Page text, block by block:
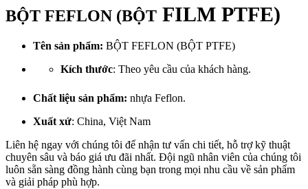
BỘT FEFLON (BỘT FILM PTFE)
Tên sản phẩm: BỘT FEFLON (BỘT PTFE)
Kích thước: Theo yêu cầu của khách hàng.
Chất liệu sản phẩm: nhựa Feflon.
Xuất xứ: China, Việt Nam
Liên hệ ngay với chúng tôi để nhận tư vấn chi tiết, hỗ trợ kỹ thuật
chuyên sâu và báo giá ưu đãi nhất. Đội ngũ nhân viên của chúng tôi
luôn sẵn sàng đồng hành cùng bạn trong mọi nhu cầu về sản phẩm
và giải pháp phù hợp.